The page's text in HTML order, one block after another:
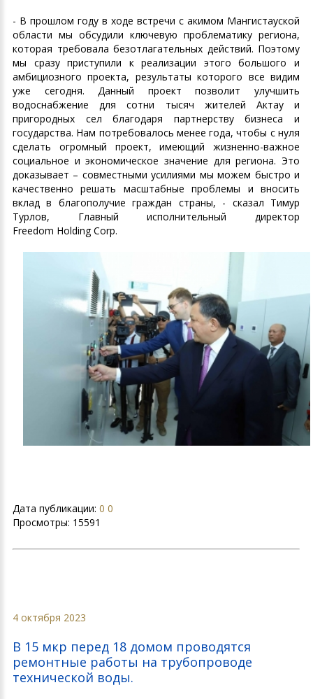
- В прошлом году в ходе встречи с акимом Мангистауской
области мы обсудили ключевую проблематику региона,
которая требовала безотлагательных действий. Поэтому
мы сразу приступили к реализации этого большого и
амбициозного проекта, результаты которого все видим
уже сегодня. Данный проект позволит улучшить
водоснабжение для сотни тысяч жителей Актау и
пригородных сел благодаря партнерству бизнеса и
государства. Нам потребовалось менее года, чтобы с нуля
сделать огромный проект, имеющий жизненно-важное
социальное и экономическое значение для региона. Это
доказывает – совместными усилиями мы можем быстро и
качественно решать масштабные проблемы и вносить
вклад в благополучие граждан страны, - сказал Тимур
Турлов, Главный исполнительный директор
Freedom Holding Corp.
Дата публикации: 0 0
Просмотры: 15591
4 октября 2023
В 15 мкр перед 18 домом проводятся
ремонтные работы на трубопроводе
технической воды.